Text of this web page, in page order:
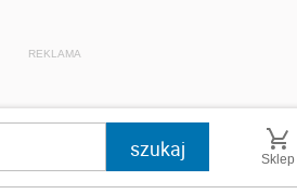
REKLAMA
Sklep